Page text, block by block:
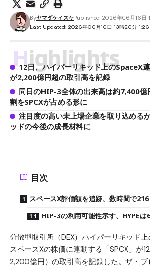
Last Updated: 2026年06月16日 13時26分 1:26
ByヤマダケイスケPublished: 2026年06月16日
Highlights
12日、ハイパーリキッド上のSpaceX連
が2,200億円超の取引高を記録
同日のHIP-3全体の出来高は約7,400億
割をSPCXが占める形に
注目度の高い未上場企業を取り込める
ッドの今後の成長材料に
目次
スペースX評価額を追跡、数時間で
HIP-3の利用可能性示す、HYPEは
分散型取引所（DEX） ハイパーリキッド上
スペースXの株価に連動する「SPCX」が
2,200億円）の取引高を記録した。ザ・ブ